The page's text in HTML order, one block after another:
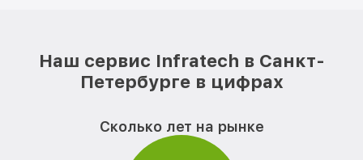
Наш сервис Infratech в Санкт-
Петербурге в цифрах
Сколько лет на рынке